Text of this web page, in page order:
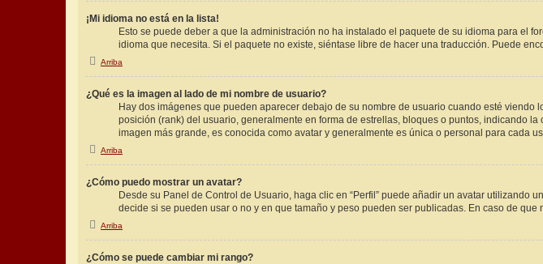
¡Mi idioma no está en la lista!
Esto se puede deber a que la administración no ha instalado el paquete de su idioma para el
idioma que necesita. Si el paquete no existe, siéntase libre de hacer una traducción. Puede
Arriba
¿Qué es la imagen al lado de mi nombre de usuario?
Hay dos imágenes que pueden aparecer debajo de su nombre de usuario cuando esté
posición (rank) del usuario, generalmente en forma de estrellas, bloques o puntos, indicando
imagen más grande, es conocida como avatar y generalmente es única o personal para cada
Arriba
¿Cómo puedo mostrar un avatar?
Desde su Panel de Control de Usuario, haga clic en “Perfil” puede añadir un avatar utilizando
decide si se pueden usar o no y en que tamaño y peso pueden ser publicadas. En caso de
Arriba
¿Cómo se puede cambiar mi rango?